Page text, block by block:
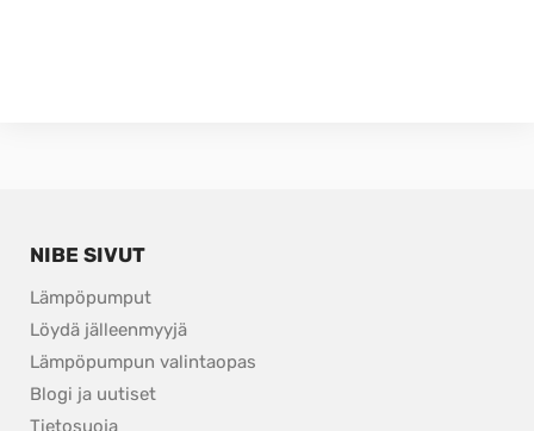
NIBE SIVUT
Lämpöpumput
Löydä jälleenmyyjä
Lämpöpumpun valintaopas
Blogi ja uutiset